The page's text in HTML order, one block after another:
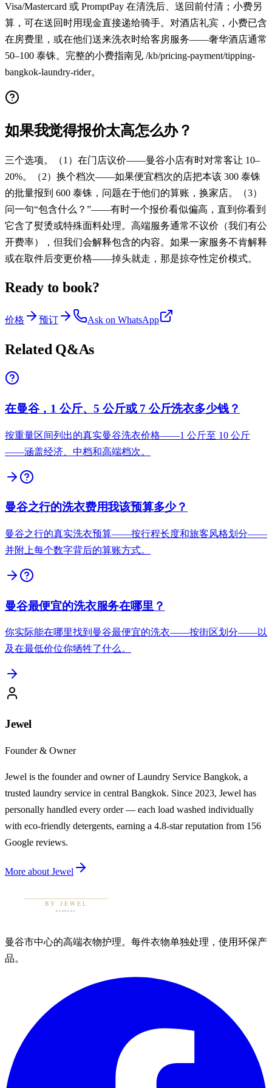
Visa/Mastercard 或 PromptPay 在清洗后、送回前付清；小费另
算，可在送回时用现金直接递给骑手。对酒店礼宾，小费已含
在房费里，或在他们送来洗衣时给客房服务——奢华酒店通常
50–100 泰铢。完整的小费指南见 /kb/pricing-payment/tipping-
bangkok-laundry-rider。
如果我觉得报价太高怎么办？
三个选项。（1）在门店议价——曼谷小店有时对常客让 10–
20%。（2）换个档次——如果便宜档次的店把本该 300 泰铢
的批量报到 600 泰铢，问题在于他们的算账，换家店。（3）
问一句“包含什么？”——有时一个报价看似偏高，直到你看到
它含了熨烫或特殊面料处理。高端服务通常不议价（我们有公
开费率），但我们会解释包含的内容。如果一家服务不肯解释
或在取件后变更价格——掉头就走，那是掠夺性定价模式。
Ready to book?
价格 预订 Ask on WhatsApp
Related Q&As
在曼谷，1 公斤、5 公斤或 7 公斤洗衣多少钱？
按重量区间列出的真实曼谷洗衣价格——1 公斤至 10 公斤
——涵盖经济、中档和高端档次。
曼谷之行的洗衣费用我该预算多少？
曼谷之行的真实洗衣预算——按行程长度和旅客风格划分——
并附上每个数字背后的算账方式。
曼谷最便宜的洗衣服务在哪里？
你实际能在哪里找到曼谷最便宜的洗衣——按街区划分——以
及在最低价位你牺牲了什么。
Jewel
Founder & Owner
Jewel is the founder and owner of Laundry Service Bangkok, a
trusted laundry service in central Bangkok. Since 2023, Jewel has
personally handled every order — each load washed individually
with eco-friendly detergents, earning a 4.8-star reputation from 156
Google reviews.
More about Jewel
曼谷市中心的高端衣物护理。每件衣物单独处理，使用环保产
品。